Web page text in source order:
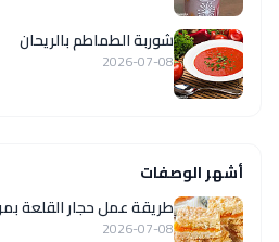
شوربة الطماطم بالريحان
2026-07-08
أشهر الوصفات
طريقة عمل حجار القلعة
2026-07-08